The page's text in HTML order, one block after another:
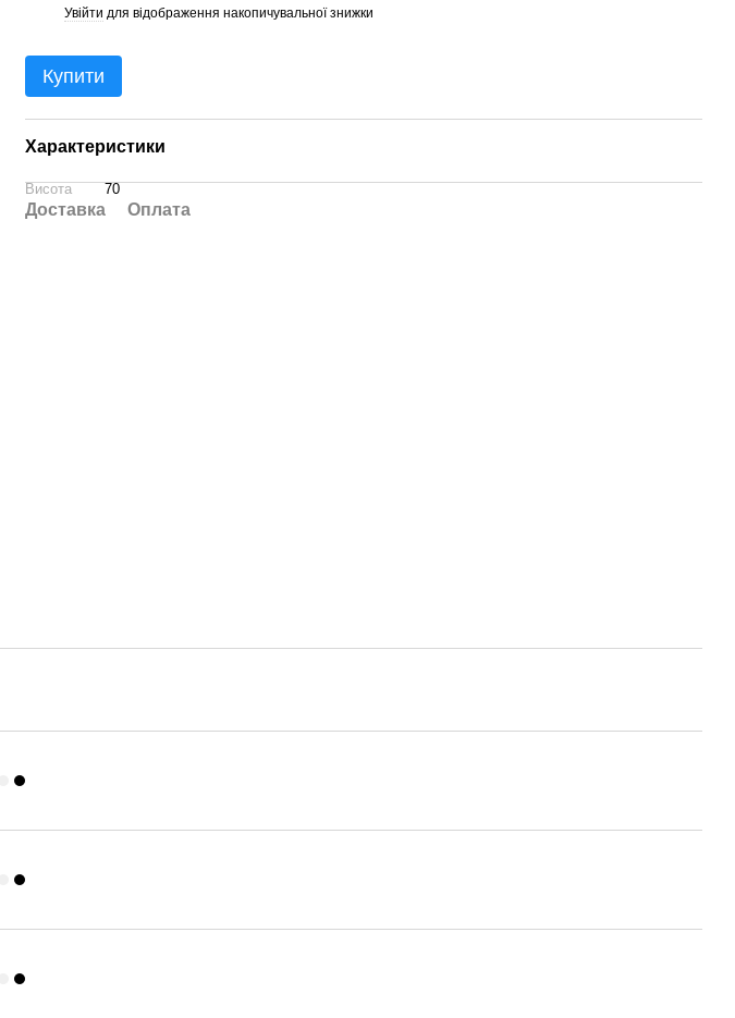
Увійти для відображення накопичувальної знижки
Купити
Характеристики
Висота 70
Доставка Оплата